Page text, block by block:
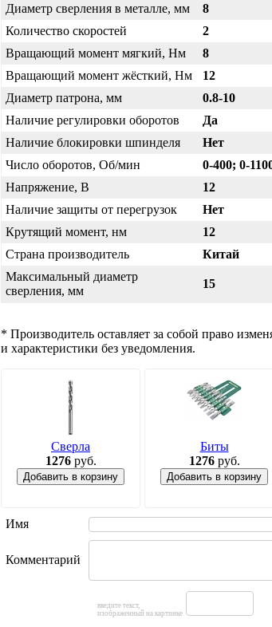
Диаметр сверления в металле, мм
8
Количество скоростей
2
Вращающий момент мягкий, Нм
8
Вращающий момент жёсткий, Нм
12
Диаметр патрона, мм
0.8-10
Наличие регулировки оборотов
Да
Наличие блокировки шпинделя
Нет
Число оборотов, Об/мин
0-400; 0-
Напряжение, В
12
Наличие защиты от перегрузок
Нет
Крутящий момент, нм
12
Страна производитель
Китай
Максимальный диаметр
сверления, мм
15
* Производитель оставляет за собой право
и характеристики без уведомления.
Сверла
1276руб.
Добавить в корзину
Биты
1276руб.
Добавить в корзину
Имя
Комментарий
введите текст,
изображенный на картинке